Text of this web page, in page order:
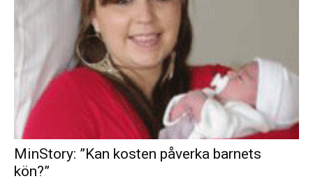
MinStory: ”Kan kosten påverka barnets
kön?”